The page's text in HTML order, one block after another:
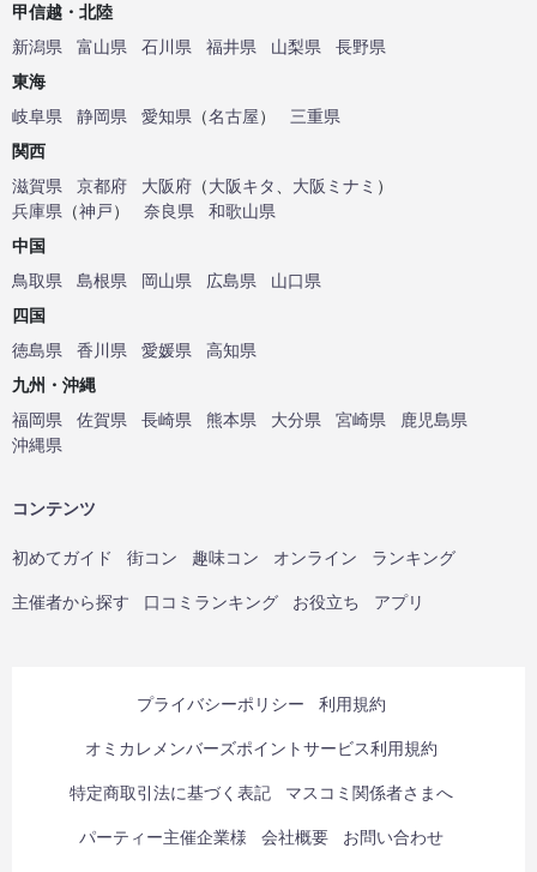
甲信越・北陸
新潟県
富山県 石川県 福井県 山梨県
長野県
東海
岐阜県
静岡県 愛知県 （名古屋）
三重県
関西
滋賀県
京都府 大阪府 （大阪キタ、 大阪ミナミ ）
兵庫県 （神戸） 奈良県
和歌山県
中国
鳥取県
島根県 岡山県 広島県
山口県
四国
徳島県
香川県 愛媛県
高知県
九州・沖縄
福岡県
佐賀県 長崎県 熊本県 大分県 宮崎県
鹿児島県
沖縄県
コンテンツ
初めてガイド 街コン 趣味コン オンライン ランキング
主催者から探す 口コミランキング お役立ち アプリ
プライバシーポリシー 利用規約
オミカレメンバーズポイントサービス利用規約
特定商取引法に基づく表記 マスコミ関係者さまへ
パーティー主催企業様 会社概要 お問い合わせ